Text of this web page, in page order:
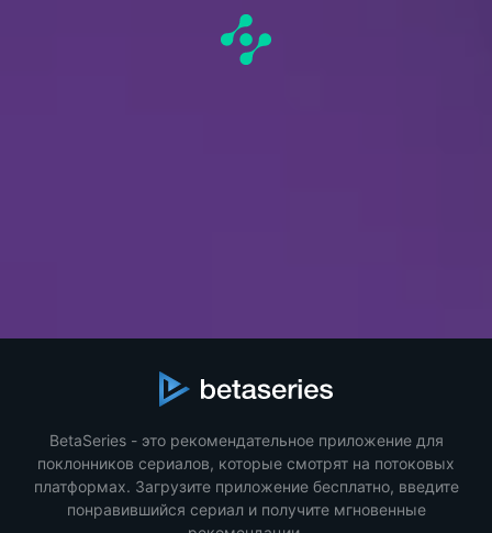
BetaSeries - это рекомендательное приложение для
поклонников сериалов, которые смотрят на потоковых
платформах. Загрузите приложение бесплатно, введите
понравившийся сериал и получите мгновенные